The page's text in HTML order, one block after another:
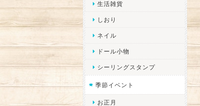
生活雑貨
しおり
ネイル
ドール小物
シーリングスタンプ
季節イベント
お正月